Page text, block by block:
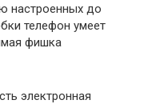
настроенных до
телефон умеет
фишка
электронная